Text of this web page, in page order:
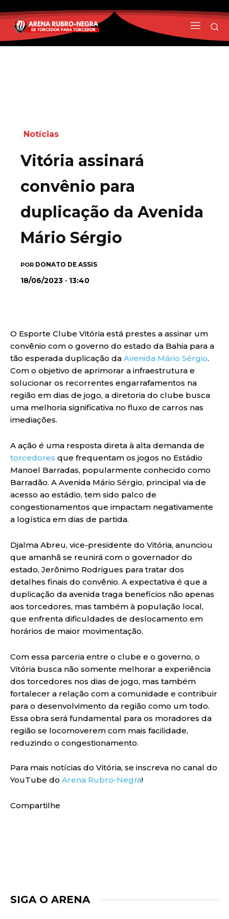
Notícias
Vitória assinará
convênio para
duplicação da Avenida
Mário Sérgio
POR DONATO DE ASSIS
18/06/2023 · 13:40
O Esporte Clube Vitória está prestes a assinar um
convênio com o governo do estado da Bahia para a
tão esperada duplicação da Avenida Mário Sérgio.
Com o objetivo de aprimorar a infraestrutura e
solucionar os recorrentes engarrafamentos na
região em dias de jogo, a diretoria do clube busca
uma melhoria significativa no fluxo de carros nas
imediações.
A ação é uma resposta direta à alta demanda de
torcedores que frequentam os jogos no Estádio
Manoel Barradas, popularmente conhecido como
Barradão. A Avenida Mário Sérgio, principal via de
acesso ao estádio, tem sido palco de
congestionamentos que impactam negativamente
a logística em dias de partida.
Djalma Abreu, vice-presidente do Vitória, anunciou
que amanhã se reunirá com o governador do
estado, Jerônimo Rodrigues para tratar dos
detalhes finais do convênio. A expectativa é que a
duplicação da avenida traga benefícios não apenas
aos torcedores, mas também à população local,
que enfrenta dificuldades de deslocamento em
horários de maior movimentação.
Com essa parceria entre o clube e o governo, o
Vitória busca não somente melhorar a experiência
dos torcedores nos dias de jogo, mas também
fortalecer a relação com a comunidade e contribuir
para o desenvolvimento da região como um todo.
Essa obra será fundamental para os moradores da
região se locomoverem com mais facilidade,
reduzindo o congestionamento.
Para mais notícias do Vitória, se inscreva no canal do
YouTube do Arena Rubro-Negra!
Compartilhe
SIGA O ARENA